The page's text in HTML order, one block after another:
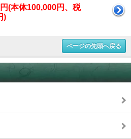
(本体100,000円、税
)
ページの先頭へ戻る